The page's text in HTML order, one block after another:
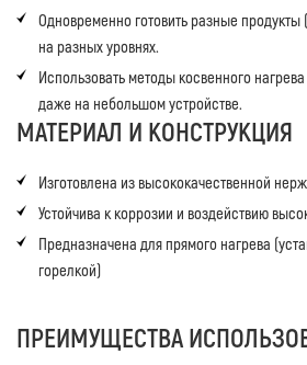
Одновременно готовить разные
на разных уровнях.
Использовать методы косвенного
даже на небольшом устройстве.
МАТЕРИАЛ И КОНСТРУКЦИЯ
Изготовлена из высококачественной
Устойчива к коррозии и воздействию
Предназначена для прямого нагрева
горелкой)
ПРЕИМУЩЕСТВА